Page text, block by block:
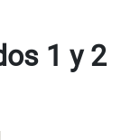
1 y 2